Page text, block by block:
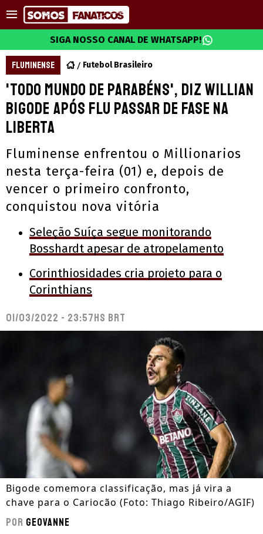
SIGA NOSSO CANAL DE WHATSAPP!
FLUMINENSE Futebol Brasileiro
'Todo mundo de parabéns', diz Willian
Bigode após Flu passar de fase na
Liberta
Fluminense enfrentou o Millionarios
nesta terça-feira (01) e, depois de
vencer o primeiro confronto,
conquistou nova vitória
Seleção Suíça segue monitorando
Bosshardt apesar de atropelamento
Corinthiosidades cria projeto para o
Corinthians
01/03/2022 - 23:57hs BRT
Bigode comemora classificação, mas já vira a
chave para o Cariocão (Foto: Thiago Ribeiro/AGIF)
Por Geovanne